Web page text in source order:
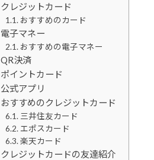
クレジットカード
おすすめのカード
電子マネー
おすすめの電子マネー
QR決済
ポイントカード
公式アプリ
おすすめのクレジットカード
三井住友カード
エポスカード
楽天カード
クレジットカードの友達紹介